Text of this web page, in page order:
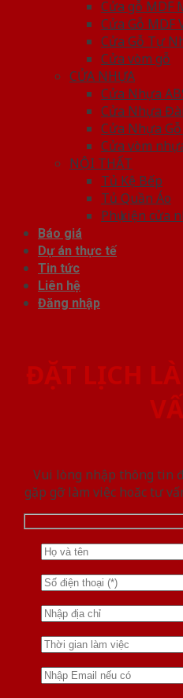
Cửa gỗ MDF
Cửa Gỗ MDF
Cửa Gỗ Tự
Cửa vòm gỗ
CỬA NHỰA
Cửa Nhựa
Cửa Nhựa
Cửa Nhựa
Cửa vòm
NỘI THẤT
Tủ Kệ Bếp
Tủ Quần Áo
Phụ kiện cửa
Báo giá
Dự án thực tế
Tin tức
Liên hệ
Đăng nhập
ĐẶT LỊCH
Vui lòng nhập thông tin
gặp gỡ làm việc hoăc tư